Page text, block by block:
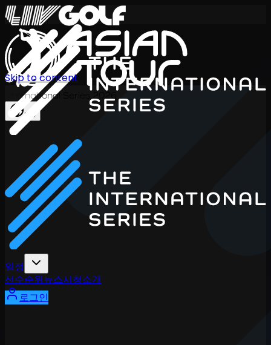
International Series 2026
KO
일정
선수순위 뉴스시청소개
로그인
Skip to content